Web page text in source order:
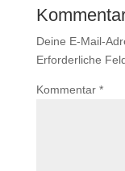
Deine E-Mail-
Erforderliche
Kommentar *